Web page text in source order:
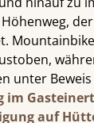
unter
im
auf